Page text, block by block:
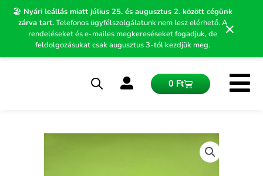
🏖️ Nyári leállás miatt július 25. és augusztus 2. között cégünk
zárva tart.Telefonos ügyfélszolgálatunk nem lesz elérhető. A
rendeléseket és e-mailes megkereséseket fogadjuk, de
feldolgozásukat csak augusztus 3-tól kezdjük meg.
×
Skip
0 FtKosár